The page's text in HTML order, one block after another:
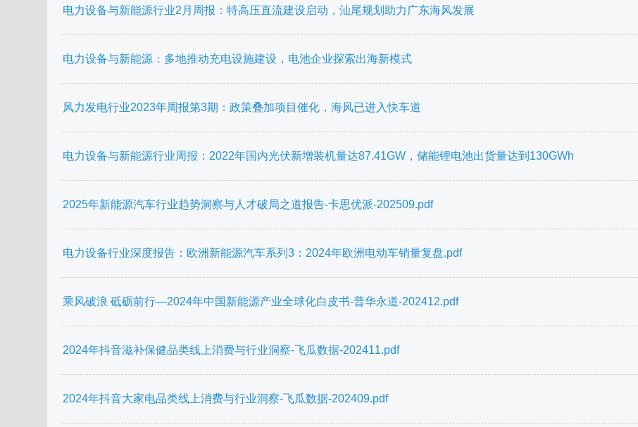
电力设备与新能源行业2月周报：特高压直流建设启动，汕尾规划助力广东海风发展
电力设备与新能源：多地推动充电设施建设，电池企业探索出海新模式
风力发电行业2023年周报第3期：政策叠加项目催化，海风已进入快车道
电力设备与新能源行业周报：2022年国内光伏新增装机量达87.41GW，储能锂电池出货量达到130GWh
2025年新能源汽车行业趋势洞察与人才破局之道报告-卡思优派-202509.pdf
电力设备行业深度报告：欧洲新能源汽车系列3：2024年欧洲电动车销量复盘.pdf
乘风破浪 砥砺前行—2024年中国新能源产业全球化白皮书-普华永道-202412.pdf
2024年抖音滋补保健品类线上消费与行业洞察-飞瓜数据-202411.pdf
2024年抖音大家电品类线上消费与行业洞察-飞瓜数据-202409.pdf